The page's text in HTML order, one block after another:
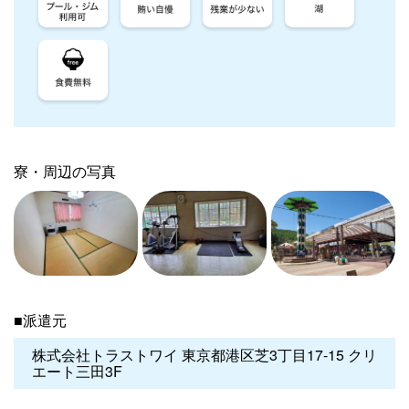
寮・周辺の写真
■派遣元
株式会社トラストワイ 東京都港区芝3丁目17-15 クリ
エート三田3F